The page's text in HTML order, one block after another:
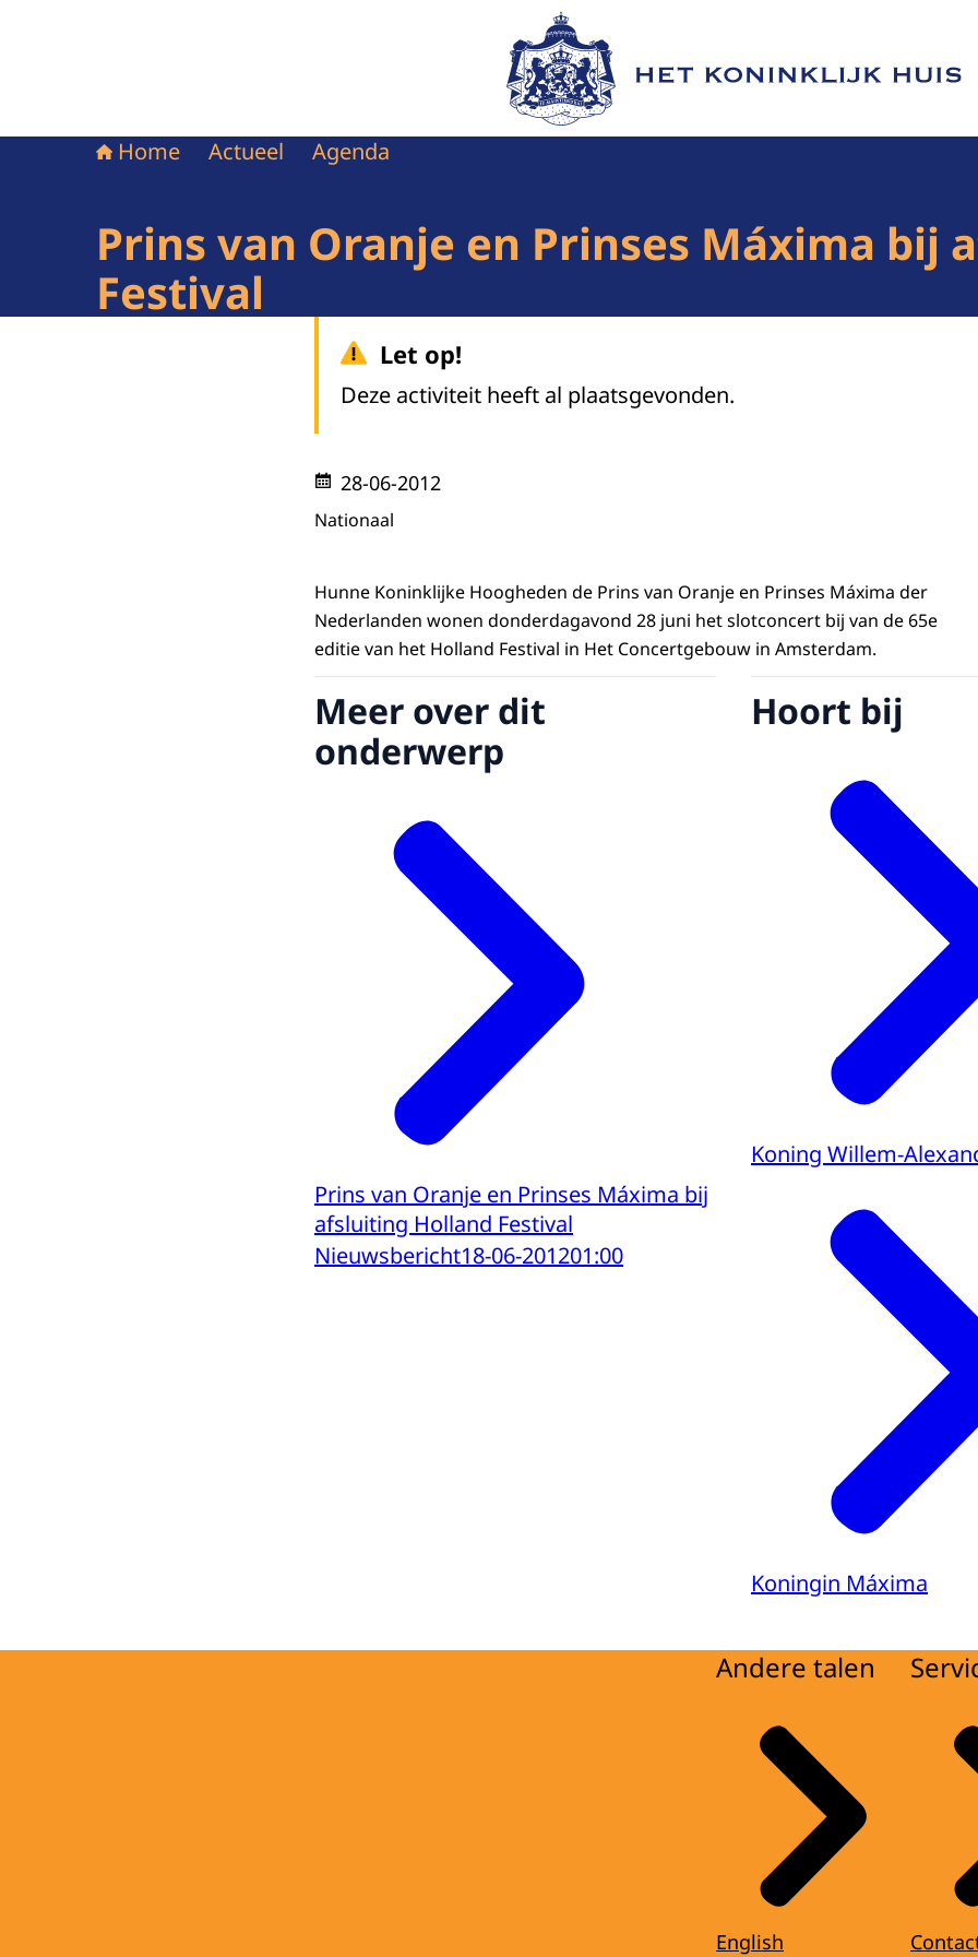
Naar de homepage van Het Koninklijk Huis
Home Actueel Agenda
Prins van Oranje en Prinses Máxima bij
Festival
Let op!
Deze activiteit heeft al plaatsgevonden.
28-06-2012
Nationaal
Hunne Koninklijke Hoogheden de Prins van Oranje en Prinses Máxima der
Nederlanden wonen donderdagavond 28 juni het slotconcert bij van de 65e
editie van het Holland Festival in Het Concertgebouw in Amsterdam.
Meer over dit
onderwerp
Prins van Oranje en Prinses Máxima bij
afsluiting Holland Festival
Nieuwsbericht18-06-201201:00
Hoort bij
Koning Willem-
Koningin Máxima
Andere talen
English